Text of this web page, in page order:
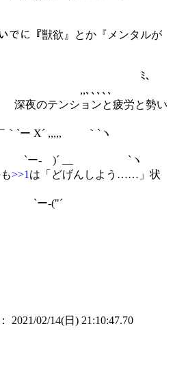
"´
欲』とか『メンタルが
ﾐ､
､､､､､
ションと疲労と勢い
`ー X´ ,,,,, ｀`ヽ
- )´ __ `ヽ
>>1 は「どげんしよう……」状
-("´
2021/02/14(日) 21:10:47.70